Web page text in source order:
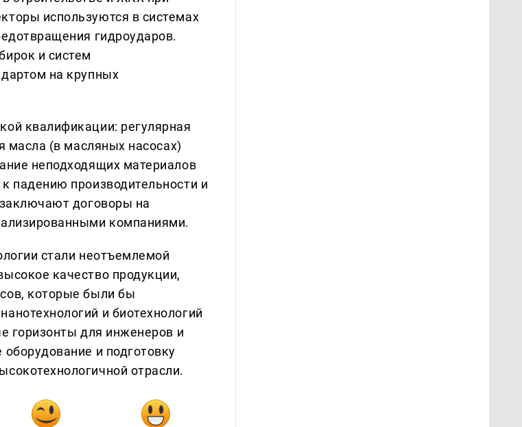
используются в системах
гидроударов.
и систем
на крупных
квалификации: регулярная
масла (в масляных насосах)
неподходящих материалов
падению производительности и
договоры на
компаниями.
стали неотъемлемой
качество продукции,
которые были бы
и биотехнологий
горизонты для инженеров и
и подготовку
отрасли.